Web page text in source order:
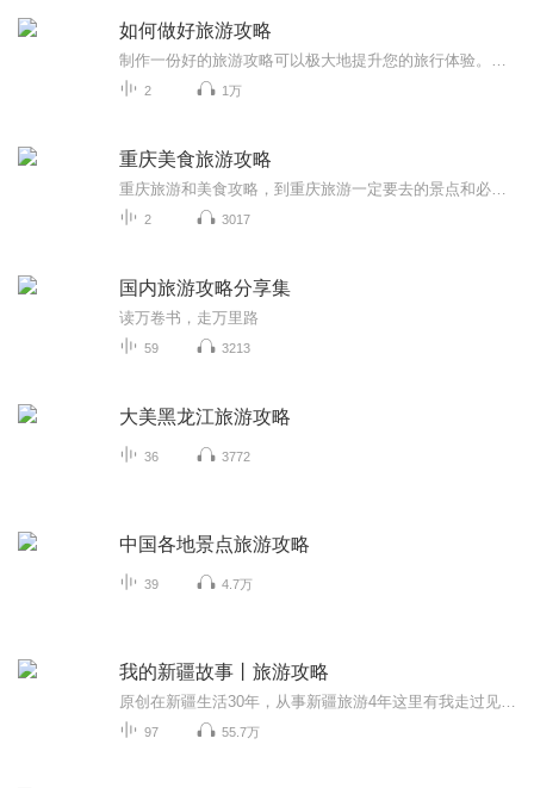
如何做好旅游攻略
2 1万
重庆美食旅游攻略
2 3017
国内旅游攻略分享集
读万卷书，走万里路
59 3213
大美黑龙江旅游攻略
36 3772
中国各地景点旅游攻略
39 4.7万
我的新疆故事丨旅游攻略
97 55.7万